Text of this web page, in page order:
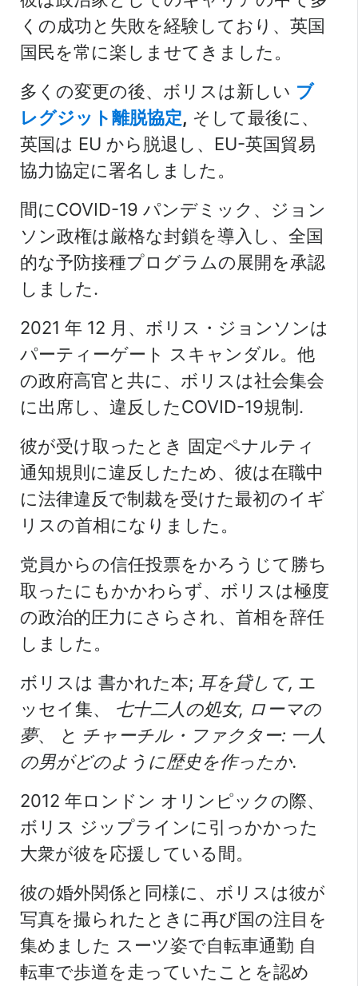
くの成功と失敗を経験しており、英国
国民を常に楽しませてきました。
多くの変更の後、ボリスは新しい ブ
レグジット離脱協定, そして最後に、
英国は EU から脱退し、EU-英国貿易
協力協定に署名しました。
間にCOVID-19 パンデミック 、ジョン
ソン政権は厳格な封鎖を導入し、全国
的な予防接種プログラムの展開を承認
しました.
2021 年 12 月、ボリス・ジョンソンは
パーティーゲート スキャンダル。他
の政府高官と共に、ボリスは社会集会
に出席し、違反したCOVID-19規制.
彼が受け取ったとき 固定ペナルティ
通知規則に違反したため、彼は在職中
に法律違反で制裁を受けた最初のイギ
リスの首相になりました。
党員からの信任投票をかろうじて勝ち
取ったにもかかわらず、ボリスは極度
の政治的圧力にさらされ、首相を辞任
しました。
ボリスは 書かれた本; 耳を貸して, エ
ッセイ集、 七十二人の処女, ローマの
夢、 と チャーチル・ファクター: 一人
の男がどのように歴史を作ったか.
2012 年ロンドン オリンピックの際、
ボリス ジップラインに引っかかった
大衆が彼を応援している間。
彼の婚外関係と同様に、ボリスは彼が
写真を撮られたときに再び国の注目を
集めました スーツ姿で自転車通勤 自
転車で歩道を走っていたことを認め